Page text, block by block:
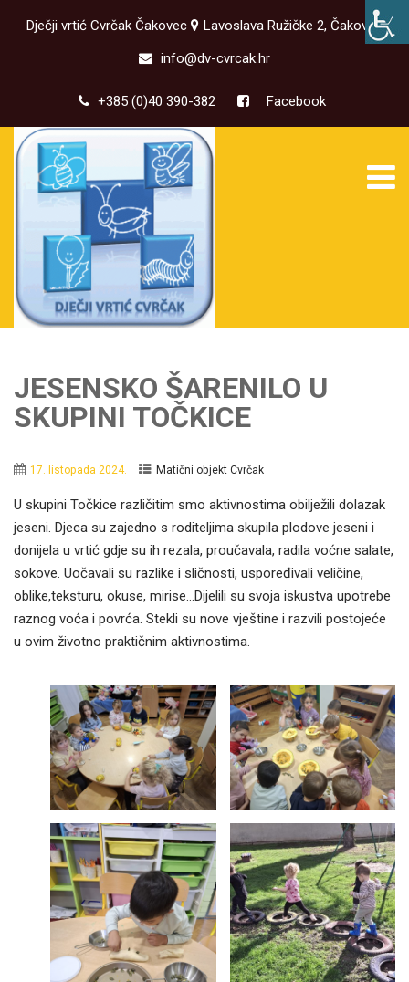
Dječji vrtić Cvrčak Čakovec
Lavoslava Ružičke 2, Čakovec
info@dv-cvrcak.hr
+385 (0)40 390-382 Facebook
JESENSKO ŠARENILO U
SKUPINI TOČKICE
17. listopada 2024. Matični objekt Cvrčak
U skupini Točkice različitim smo aktivnostima obilježili dolazak
jeseni. Djeca su zajedno s roditeljima skupila plodove jeseni i
donijela u vrtić gdje su ih rezala, proučavala, radila voćne salate,
sokove. Uočavali su razlike i sličnosti, uspoređivali veličine,
oblike,teksturu, okuse, mirise…Dijelili su svoja iskustva upotrebe
raznog voća i povrća. Stekli su nove vještine i razvili postojeće
u ovim životno praktičnim aktivnostima.